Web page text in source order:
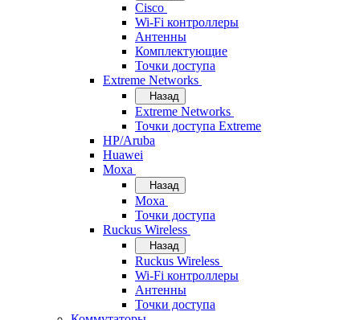
Cisco
Wi-Fi контроллеры
Антенны
Комплектующие
Точки доступа
Extreme Networks
Назад
Extreme Networks
Точки доступа Extreme
HP/Aruba
Huawei
Moxa
Назад
Moxa
Точки доступа
Ruckus Wireless
Назад
Ruckus Wireless
Wi-Fi контроллеры
Антенны
Точки доступа